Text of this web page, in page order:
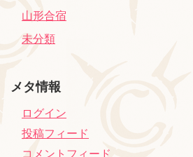
山形合宿
未分類
メタ情報
ログイン
投稿フィード
コメントフィード